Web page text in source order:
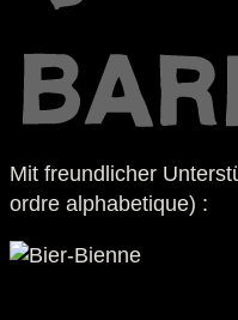
Mit freundlicher
ordre alphabetique) :